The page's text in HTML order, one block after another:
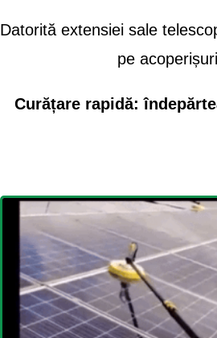
Datorită extensiei sale
pe
Curățare rapidă: